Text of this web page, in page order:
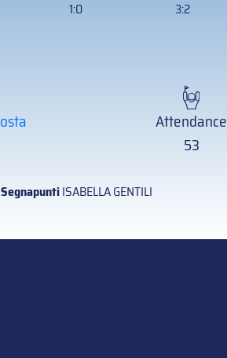
1:0 3:2
Attendance
53
SegnapuntiISABELLA GENTILI